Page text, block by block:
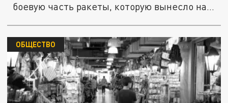
боевую часть ракеты, которую вынесло на...
ОБЩЕСТВО